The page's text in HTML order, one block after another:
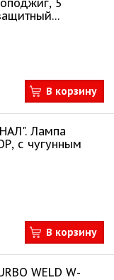
5
В корзину
Лампа
с чугунным
В корзину
WELD W-